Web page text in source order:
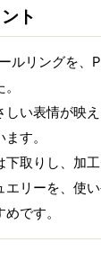
ト
ルリングを、
しい表情が映
す。
取りし、加工
エリーを、使
です。